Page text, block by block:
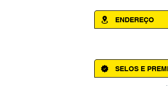
ENDEREÇO
SELOS E